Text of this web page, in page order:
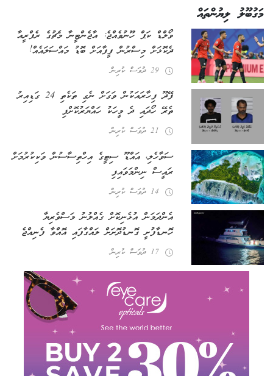
މަގުބޫލު ލިޔުންތައް
ވޯލްޑް ކަޕް ހޫނުވެއްޖެ: އާޖެންޓީނާ މެޗުގެ ރެފްރީއާ
ދެކޮޅަށް މިސްރުން ފީފާއަށް ބޮޑު މައްސަލައެއް!
29 ދުވަސް ކުރިން
ފޭދޫ ފިހާރައަކުން ވަގަށް ނެގި ތަކެތި 24 ގަޑިއިރު
ތެރޭ ހޯދައި ދެ މީހަކު ހައްޔަރުކޮށްފި
21 ދުވަސް ކުރިން
ސަވާހެލި، އައްޑޫ ސިޓީގެ އިހްތިސާސުން ވަކިކުރުމަށް
ރައީސް ނިންމަވައިފި
14 ދުވަސް ކުރިން
އެންދަމަން އުޅެނިކޮށް ގެއްލުނު މަސްވެރިޔާ
ހޮނޑާފުށީ ގޮނޑުދޮށަށް ލައްގާފައި އޮއްވާ ފެނިއްޖެ
17 ދުވަސް ކުރިން